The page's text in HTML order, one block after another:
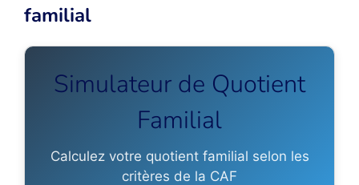
familial
Simulateur de Quotient
Familial
Calculez votre quotient familial selon les
critères de la CAF